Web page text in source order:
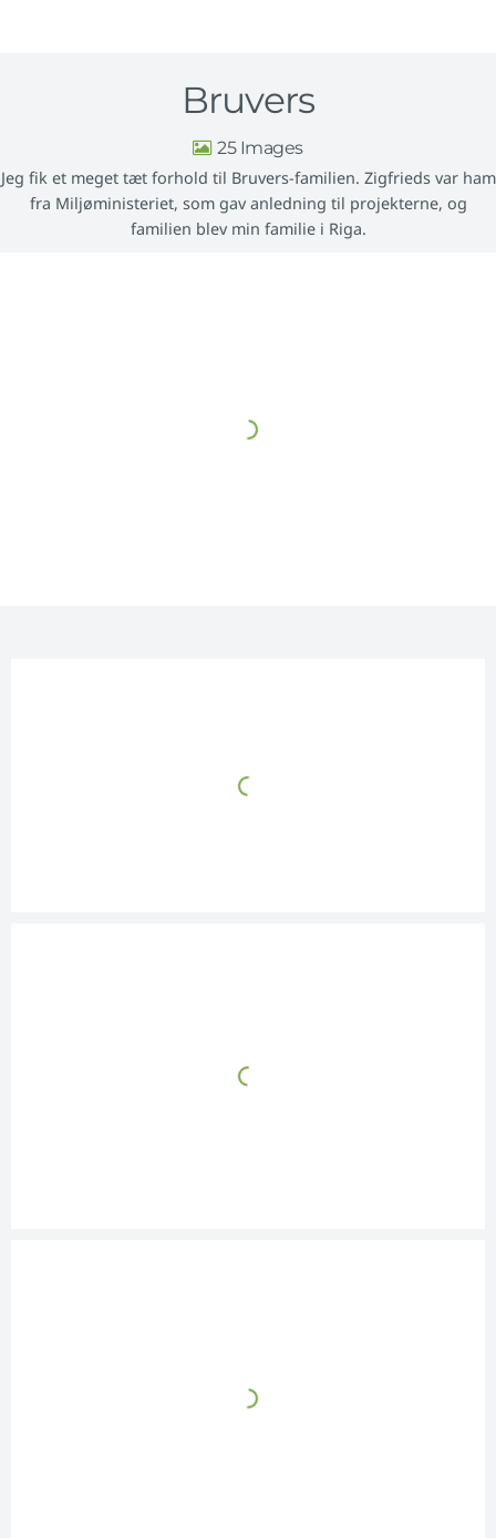
Bruvers
25
Jeg fik et meget tæt forhold til Bruvers-familien. Zigfrieds var ham
fra Miljøministeriet, som gav anledning til projekterne, og
familien blev min familie i Riga.